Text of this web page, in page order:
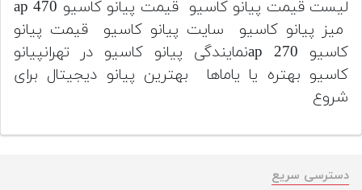
لیست قیمت پیانو کاسیو قیمت پیانو کاسیو ap 470
میز پیانو کاسیو سایت پیانو کاسیو قیمت پیانو
کاسیو ap 270نمایندگی پیانو کاسیو در تهرانپیانو
کاسیو بهتره یا یاماها بهترین پیانو دیجیتال برای
شروع
دسترسی سریع